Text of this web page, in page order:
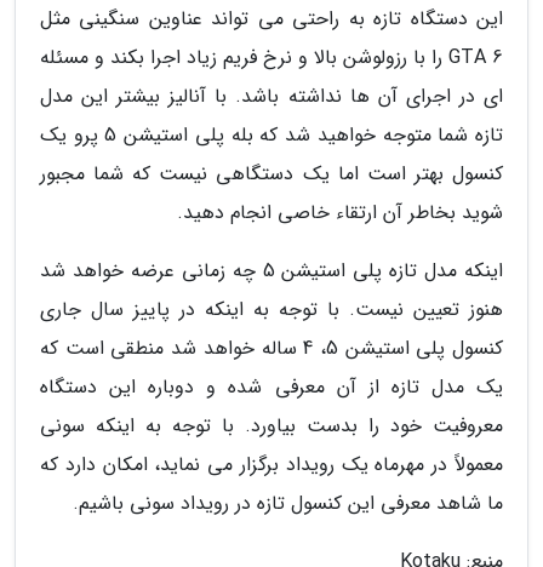
این دستگاه تازه به راحتی می تواند عناوین سنگینی مثل
GTA 6 را با رزولوشن بالا و نرخ فریم زیاد اجرا بکند و مسئله
ای در اجرای آن ها نداشته باشد. با آنالیز بیشتر این مدل
تازه شما متوجه خواهید شد که بله پلی استیشن 5 پرو یک
کنسول بهتر است اما یک دستگاهی نیست که شما مجبور
شوید بخاطر آن ارتقاء خاصی انجام دهید.
اینکه مدل تازه پلی استیشن 5 چه زمانی عرضه خواهد شد
هنوز تعیین نیست. با توجه به اینکه در پاییز سال جاری
کنسول پلی استیشن 5، 4 ساله خواهد شد منطقی است که
یک مدل تازه از آن معرفی شده و دوباره این دستگاه
معروفیت خود را بدست بیاورد. با توجه به اینکه سونی
معمولاً در مهرماه یک رویداد برگزار می نماید، امکان دارد که
ما شاهد معرفی این کنسول تازه در رویداد سونی باشیم.